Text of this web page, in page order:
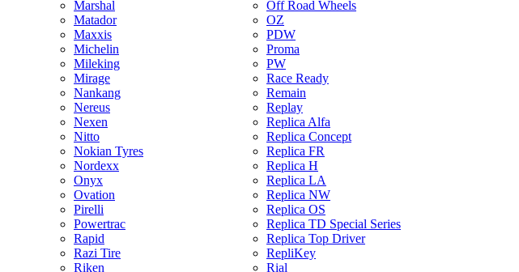
Marshal
Matador
Maxxis
Michelin
Mileking
Mirage
Nankang
Nereus
Nexen
Nitto
Nokian Tyres
Nordexx
Onyx
Ovation
Pirelli
Powertrac
Rapid
Razi Tire
Riken
Off Road Wheels
OZ
PDW
Proma
PW
Race Ready
Remain
Replay
Replica Alfa
Replica Concept
Replica FR
Replica H
Replica LA
Replica NW
Replica OS
Replica TD Special Series
Replica Top Driver
RepliKey
Rial